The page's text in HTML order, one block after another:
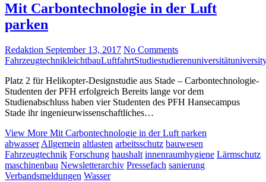
Mit Carbontechnologie in der Luft
parken
Redaktion September 13, 2017 No Comments
FahrzeugtechnikleichtbauLuftfahrtStudiestudierenuniversität
Platz 2 für Helikopter-Designstudie aus Stade – Carbontechnologie-
Studenten der PFH erfolgreich Bereits lange vor dem
Studienabschluss haben vier Studenten des PFH Hansecampus
Stade ihr ingenieurwissenschaftliches…
View More Mit Carbontechnologie in der Luft parken
abwasser Allgemein altlasten arbeitsschutz bauwesen
Fahrzeugtechnik Forschung haushalt innenraumhygiene Lärmschutz
maschinenbau Newsletterarchiv Pressefach sanierung
Verbandsmeldungen Wasser